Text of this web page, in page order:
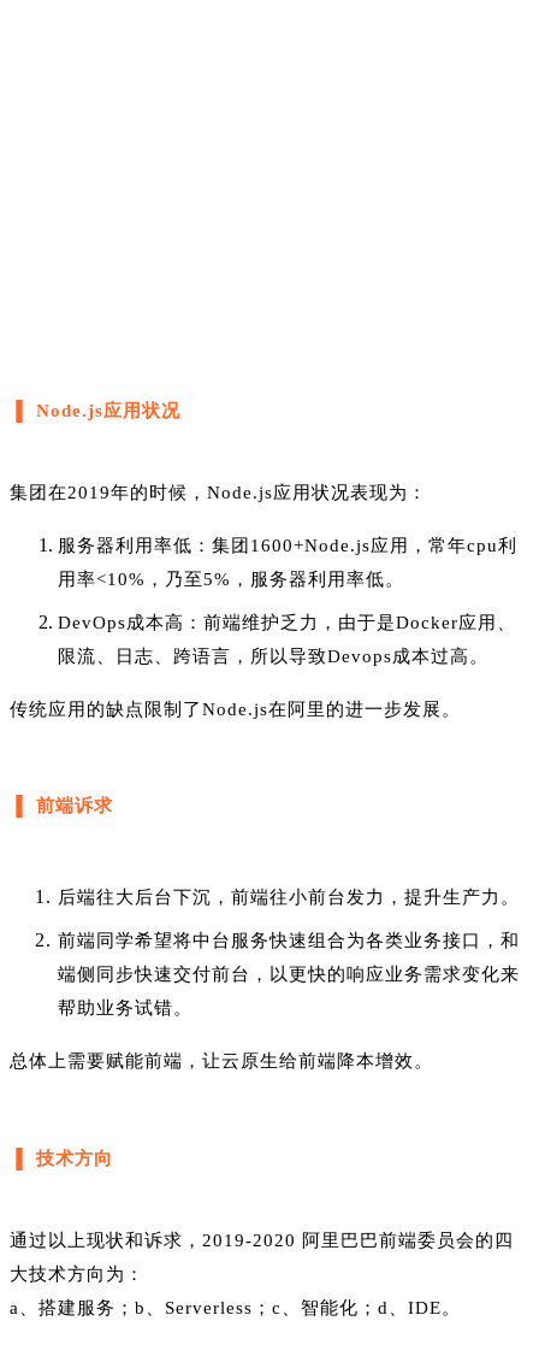
▐ Node.js应用状况
集团在2019年的时候，Node.js应用状况表现为：
服务器利用率低：集团1600+Node.js应用，常年cpu利
用率<10%，乃至5%，服务器利用率低。
DevOps成本高：前端维护乏力，由于是Docker应用、
限流、日志、跨语言，所以导致Devops成本过高。
传统应用的缺点限制了Node.js在阿里的进一步发展。
▐ 前端诉求
后端往大后台下沉，前端往小前台发力，提升生产力。
前端同学希望将中台服务快速组合为各类业务接口，和
端侧同步快速交付前台，以更快的响应业务需求变化来
帮助业务试错。
总体上需要赋能前端，让云原生给前端降本增效。
▐ 技术方向
通过以上现状和诉求，2019-2020 阿里巴巴前端委员会的四
大技术方向为：
a、搭建服务；b、Serverless；c、智能化；d、IDE。